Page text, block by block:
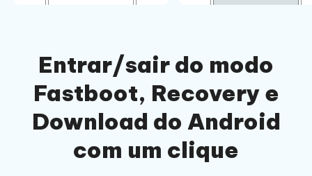
Entrar/sair do modo
Fastboot, Recovery e
Download do Android
com um clique